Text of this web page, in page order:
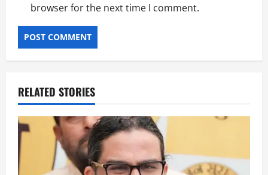
browser for the next time I comment.
RELATED STORIES